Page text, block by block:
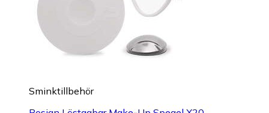
Sminktillbehör